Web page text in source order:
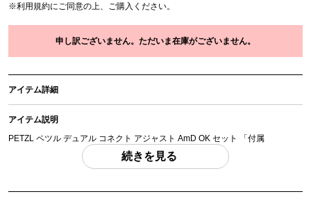
※利用規約にご同意の上、ご購入ください。
申し訳ございません。ただいま在庫がございません。
アイテム詳細
アイテム説明
PETZL ペツル デュアル コネクト アジャスト AmD OK セット 「付属
品」・・・ 写真のものがすべてになります。
(撮影、運搬備品は除く)
アイテム状態
続きを見る